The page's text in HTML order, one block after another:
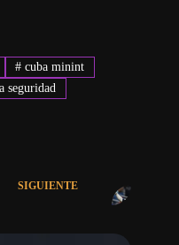
# cuba minint
seguridad
SIGUIENTE